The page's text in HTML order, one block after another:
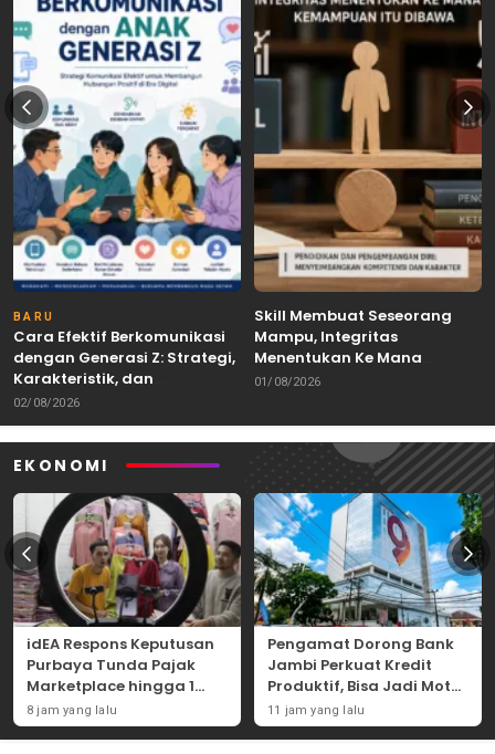
BARU
Cara Efektif Berkomunikasi
dengan Generasi Z: Strategi,
Karakteristik, dan
Tantangannya
02/08/2026
Skill Membuat Seseorang
Mampu, Integritas
Menentukan Ke Mana
Kemampuan Itu Dibawa
01/08/2026
EKONOMI
idEA Respons Keputusan
Purbaya Tunda Pajak
Marketplace hingga 1
November 2026
8 jam yang lalu
Pengamat Dorong Bank
Jambi Perkuat Kredit
Produktif, Bisa Jadi Motor
Ekonomi Daerah
11 jam yang lalu